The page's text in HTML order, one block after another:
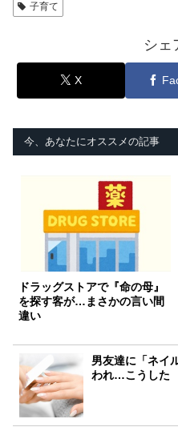
子育て
シェ
X
今、あなたにオススメの記事
ドラッグストアで『命の母』
を探す客が…まさかの言い間
違い
男友達に「ネイ
われ…こうした